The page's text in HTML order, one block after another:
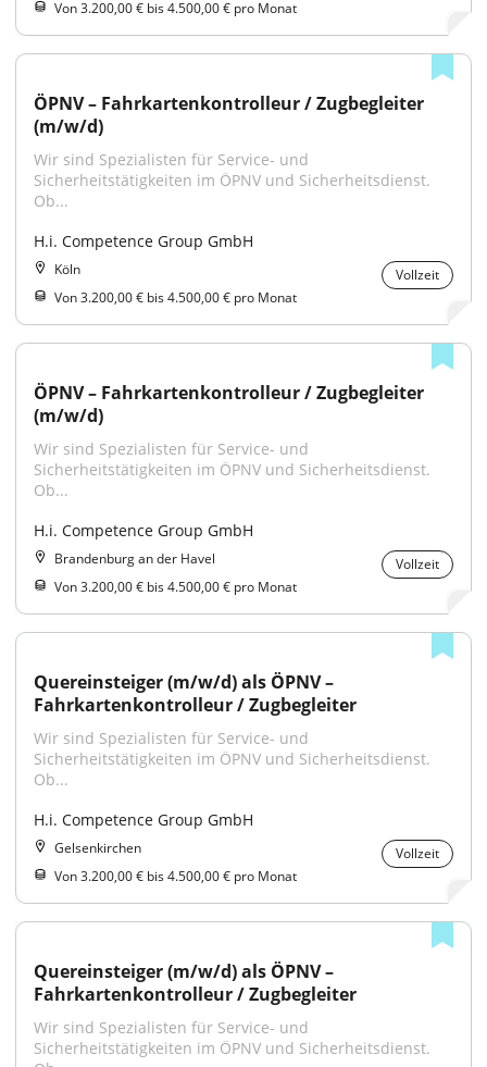
Von 3.200,00 € bis 4.500,00 € pro Monat
ÖPNV – Fahrkartenkontrolleur / Zugbegleiter
(m/w/d)
Wir sind Spezialisten für Service- und
Sicherheitstätigkeiten im ÖPNV und Sicherheitsdienst.
Ob...
H.i. Competence Group GmbH
Köln
Vollzeit
Von 3.200,00 € bis 4.500,00 € pro Monat
ÖPNV – Fahrkartenkontrolleur / Zugbegleiter
(m/w/d)
Wir sind Spezialisten für Service- und
Sicherheitstätigkeiten im ÖPNV und Sicherheitsdienst.
Ob...
H.i. Competence Group GmbH
Brandenburg an der Havel
Vollzeit
Von 3.200,00 € bis 4.500,00 € pro Monat
Quereinsteiger (m/w/d) als ÖPNV –
Fahrkartenkontrolleur / Zugbegleiter
Wir sind Spezialisten für Service- und
Sicherheitstätigkeiten im ÖPNV und Sicherheitsdienst.
Ob...
H.i. Competence Group GmbH
Gelsenkirchen
Vollzeit
Von 3.200,00 € bis 4.500,00 € pro Monat
Quereinsteiger (m/w/d) als ÖPNV –
Fahrkartenkontrolleur / Zugbegleiter
Wir sind Spezialisten für Service- und
Sicherheitstätigkeiten im ÖPNV und Sicherheitsdienst.